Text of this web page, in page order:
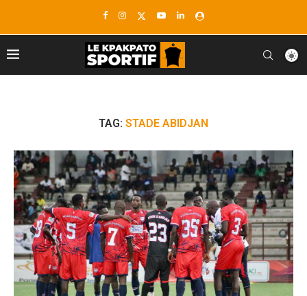
TAG: STADE ABIDJAN